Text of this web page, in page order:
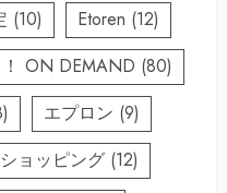
(10) Etoren (12)
！ ON DEMAND (80)
エプロン (9)
ョッピング (12)